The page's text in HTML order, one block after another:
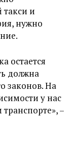
такси и
нужно
остается
должна
законов. На
у нас
–